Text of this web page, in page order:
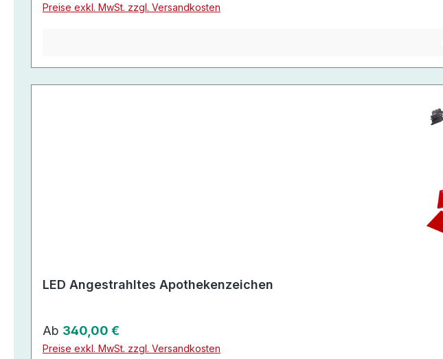
Preise exkl. MwSt. zzgl. Versandkosten
LED Angestrahltes Apothekenzeichen
Regulärer Preis:
Ab 340,00 €
Preise exkl. MwSt. zzgl. Versandkosten